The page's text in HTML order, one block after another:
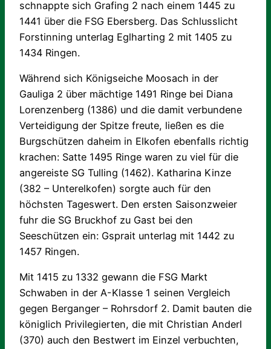
schnappte sich Grafing 2 nach einem 1445 zu
1441 über die FSG Ebersberg. Das Schlusslicht
Forstinning unterlag Eglharting 2 mit 1405 zu
1434 Ringen.
Während sich Königseiche Moosach in der
Gauliga 2 über mächtige 1491 Ringe bei Diana
Lorenzenberg (1386) und die damit verbundene
Verteidigung der Spitze freute, ließen es die
Burgschützen daheim in Elkofen ebenfalls richtig
krachen: Satte 1495 Ringe waren zu viel für die
angereiste SG Tulling (1462). Katharina Kinze
(382 – Unterelkofen) sorgte auch für den
höchsten Tageswert. Den ersten Saisonzweier
fuhr die SG Bruckhof zu Gast bei den
Seeschützen ein: Gsprait unterlag mit 1442 zu
1457 Ringen.
Mit 1415 zu 1332 gewann die FSG Markt
Schwaben in der A-Klasse 1 seinen Vergleich
gegen Berganger – Rohrsdorf 2. Damit bauten die
königlich Privilegierten, die mit Christian Anderl
(370) auch den Bestwert im Einzel verbuchten,